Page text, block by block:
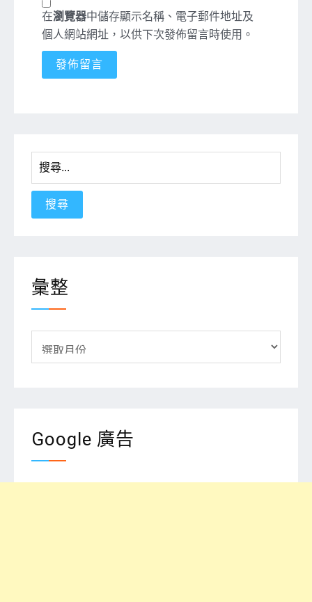
在瀏覽器中儲存顯示名稱、電子郵件地址及
個人網站網址，以供下次發佈留言時使用。
搜
尋
關
彙整
Google 廣告